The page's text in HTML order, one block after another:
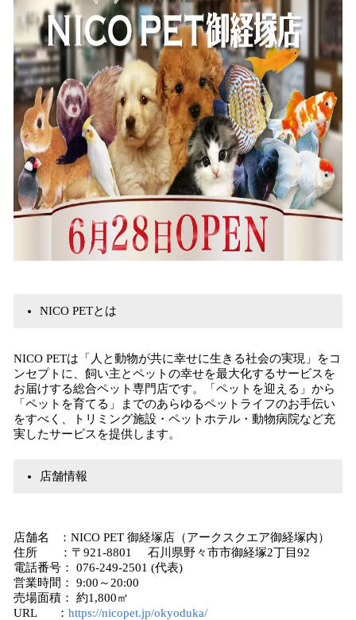
NICO PETとは
NICO PETは「人と動物が共に幸せに生きる社会の実現」をコ
ンセプトに、飼い主とペットの幸せを最大化するサービスを
お届けする総合ペット専門店です。「ペットを迎える」から
「ペットを育てる」までのあらゆるペットライフのお手伝い
をすべく、トリミング施設・ペットホテル・動物病院など充
実したサービスを提供します。
店舗情報
店舗名 ：NICO PET 御経塚店（アークスクエア御経塚内）
住所 ：〒921-8801 石川県野々市市御経塚2丁目92
電話番号： 076-249-2501 (代表)
営業時間： 9:00～20:00
売場面積： 約1,800㎡
URL ： https://nicopet.jp/okyoduka/